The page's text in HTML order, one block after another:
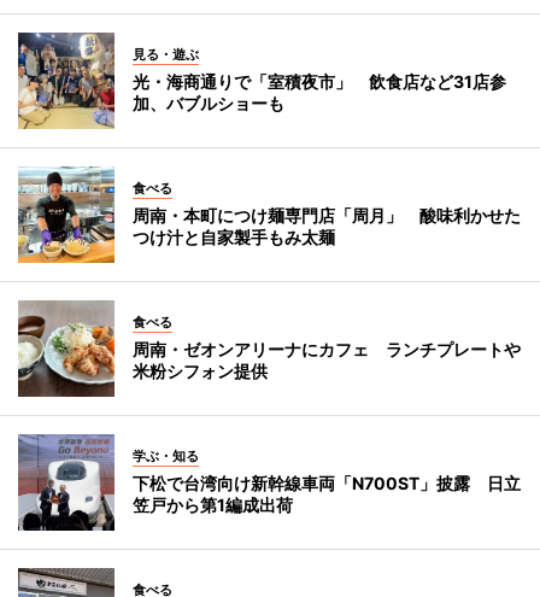
見る・遊ぶ
光・海商通りで「室積夜市」 飲食店など31店参
加、バブルショーも
食べる
周南・本町につけ麺専門店「周月」 酸味利かせた
つけ汁と自家製手もみ太麺
食べる
周南・ゼオンアリーナにカフェ ランチプレートや
米粉シフォン提供
学ぶ・知る
下松で台湾向け新幹線車両「N700ST」披露 日立
笠戸から第1編成出荷
食べる